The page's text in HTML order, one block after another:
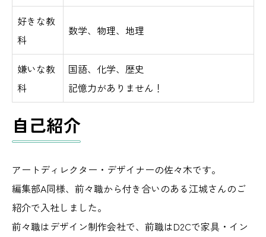
好きな教
科
数学、物理、地理
嫌いな教
科
国語、化学、歴史
記憶力がありません！
自己紹介
アートディレクター・デザイナーの佐々木です。
編集部A同様、前々職から付き合いのある江城さんのご
紹介で入社しました。
前々職はデザイン制作会社で、前職はD2Cで家具・イン